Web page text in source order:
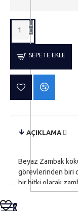
0
SEPETE EKLE
AÇIKLAMA
Beyaz Zambak
görevlerinden biri
bir bitki olarak
dengeler. ; Size